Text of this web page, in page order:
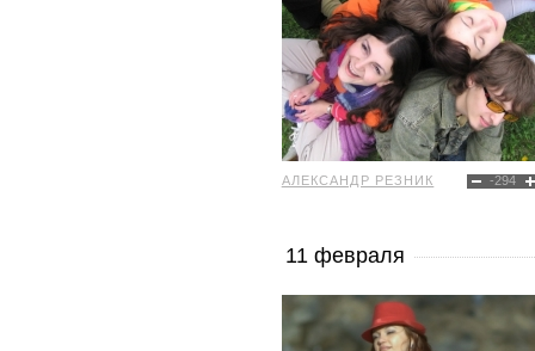
-294
АЛЕКСАНДР РЕЗНИК
11 февраля